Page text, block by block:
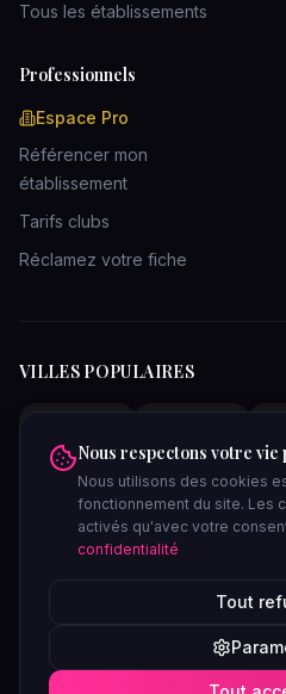
Tous les établissements
Professionnels
Espace Pro
Référencer mon
établissement
Tarifs clubs
Réclamez votre fiche
VILLES POPULAIRES
Clubs Marseille
Clubs
Clubs Nantes
Clubs
Clubs Bruxelles
Saunas Paris
lieux-
2026lieux-libertins.com. Tous
Nous respectons votre vie
Nous utilisons des cookies
fonctionnement du site. Les
activés qu'avec votre
confidentialité
Tout